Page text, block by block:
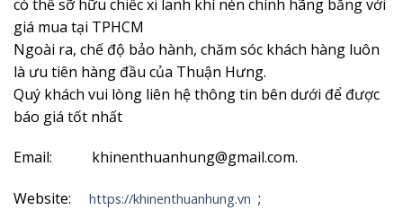
có thể sỡ hữu chiếc xi lanh khí nén chính hãng bằng với
giá mua tại TPHCM
Ngoài ra, chế độ bảo hành, chăm sóc khách hàng luôn
là ưu tiên hàng đầu của Thuận Hưng.
Quý khách vui lòng liên hệ thông tin bên dưới để được
báo giá tốt nhất
Email: khinenthuanhung@gmail.com.
Website: https://khinenthuanhung.vn ;